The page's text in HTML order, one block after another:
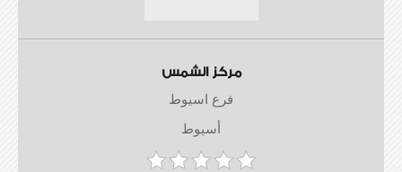
مركز الشمس
فرع اسيوط
أسيوط